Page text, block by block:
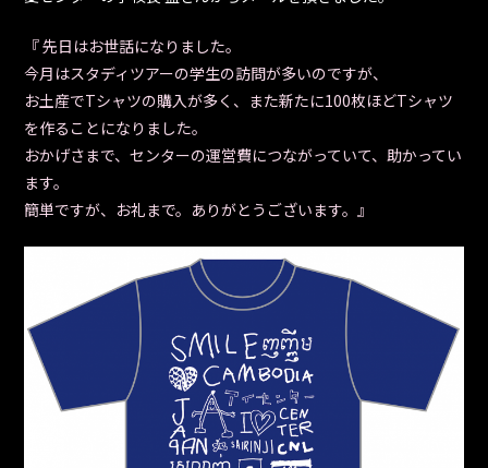
『 先日はお世話になりました。
今月はスタディツアーの学生の訪問が多いのですが、
お土産でTシャツの購入が多く、また新たに100枚ほどTシャツ
を作ることになりました。
おかげさまで、センターの運営費につながっていて、助かってい
ます。
簡単ですが、お礼まで。ありがとうございます。』